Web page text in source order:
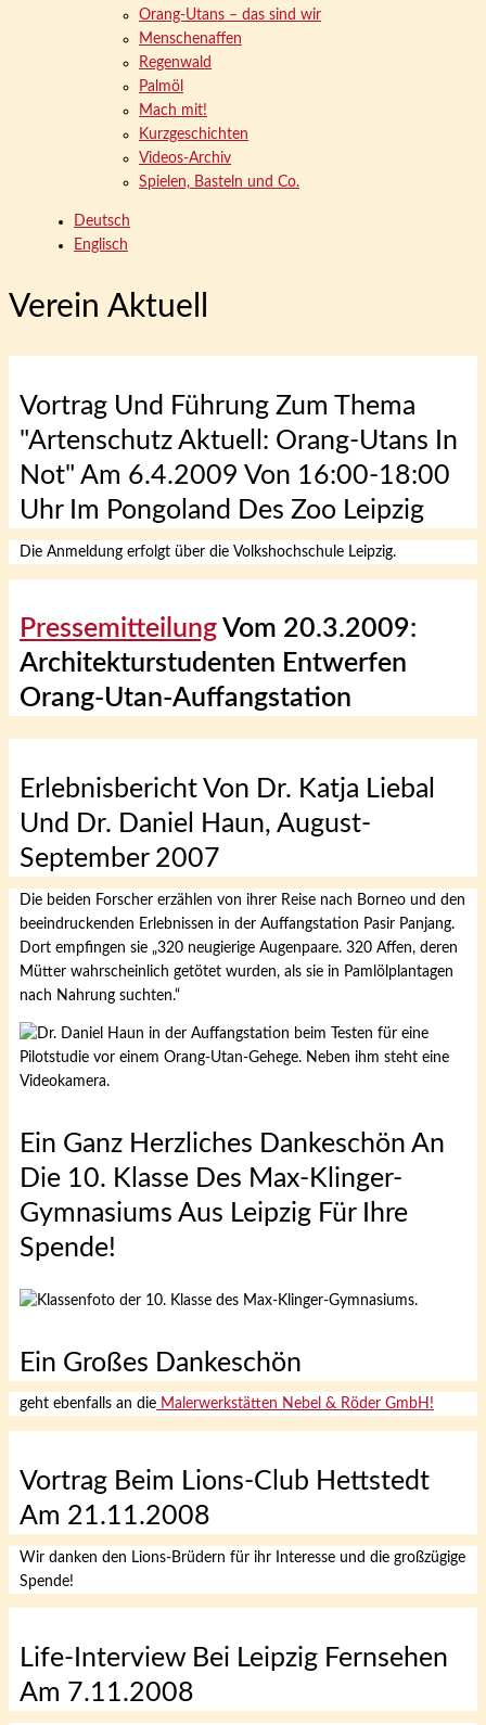
Orang-Utans – das sind wir
Menschenaffen
Regenwald
Palmöl
Mach mit!
Kurzgeschichten
Videos-Archiv
Spielen, Basteln und Co.
Deutsch
Englisch
Verein Aktuell
Vortrag Und Führung Zum Thema
"Artenschutz Aktuell: Orang-Utans In
Not" Am 6.4.2009 Von 16:00-18:00
Uhr Im Pongoland Des Zoo Leipzig
Die Anmeldung erfolgt über die Volkshochschule Leipzig.
Pressemitteilung Vom 20.3.2009:
Architekturstudenten Entwerfen
Orang-Utan-Auffangstation
Erlebnisbericht Von Dr. Katja Liebal
Und Dr. Daniel Haun, August-
September 2007
Die beiden Forscher erzählen von ihrer Reise nach Borneo und den
beeindruckenden Erlebnissen in der Auffangstation Pasir Panjang.
Dort empfingen sie „320 neugierige Augenpaare. 320 Affen, deren
Mütter wahrscheinlich getötet wurden, als sie in Pamlölplantagen
nach Nahrung suchten.“
Ein Ganz Herzliches Dankeschön An
Die 10. Klasse Des Max-Klinger-
Gymnasiums Aus Leipzig Für Ihre
Spende!
Ein Großes Dankeschön
geht ebenfalls an die Malerwerkstätten Nebel & Röder GmbH!
Vortrag Beim Lions-Club Hettstedt
Am 21.11.2008
Wir danken den Lions-Brüdern für ihr Interesse und die großzügige
Spende!
Life-Interview Bei Leipzig Fernsehen
Am 7.11.2008